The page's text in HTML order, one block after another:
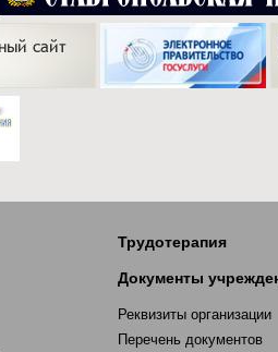
Трудотерапия
Документы
Реквизиты организации
Перечень документов